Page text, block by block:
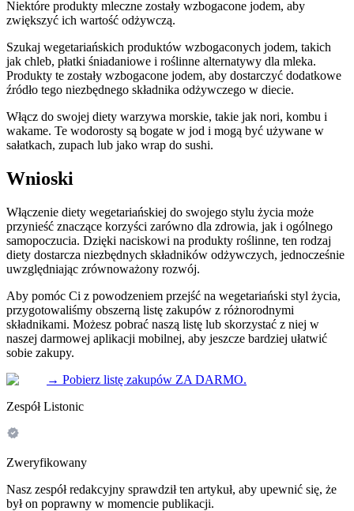
Niektóre produkty mleczne zostały wzbogacone jodem, aby
zwiększyć ich wartość odżywczą.
Szukaj wegetariańskich produktów wzbogaconych jodem, takich
jak chleb, płatki śniadaniowe i roślinne alternatywy dla mleka.
Produkty te zostały wzbogacone jodem, aby dostarczyć dodatkowe
źródło tego niezbędnego składnika odżywczego w diecie.
Włącz do swojej diety warzywa morskie, takie jak nori, kombu i
wakame. Te wodorosty są bogate w jod i mogą być używane w
sałatkach, zupach lub jako wrap do sushi.
Wnioski
Włączenie diety wegetariańskiej do swojego stylu życia może
przynieść znaczące korzyści zarówno dla zdrowia, jak i ogólnego
samopoczucia. Dzięki naciskowi na produkty roślinne, ten rodzaj
diety dostarcza niezbędnych składników odżywczych, jednocześnie
uwzględniając zrównoważony rozwój.
Aby pomóc Ci z powodzeniem przejść na wegetariański styl życia,
przygotowaliśmy obszerną listę zakupów z różnorodnymi
składnikami. Możesz pobrać naszą listę lub skorzystać z niej w
naszej darmowej aplikacji mobilnej, aby jeszcze bardziej ułatwić
sobie zakupy.
→ Pobierz listę zakupów ZA DARMO.
Zespół Listonic
Zweryfikowany
Nasz zespół redakcyjny sprawdził ten artykuł, aby upewnić się, że
był on poprawny w momencie publikacji.